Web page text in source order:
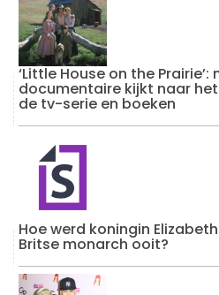
‘Little House on the Prairie’:
documentaire kijkt naar
de tv-serie en boeken
Hoe werd koningin
Britse monarch ooit?